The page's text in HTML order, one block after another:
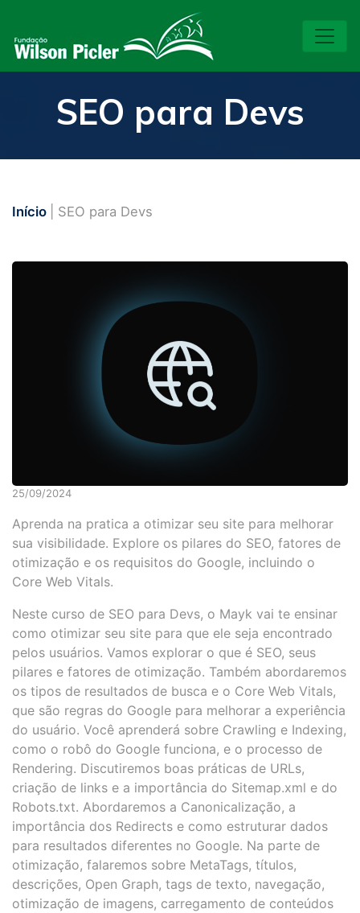
SEO para Devs
Início | SEO para Devs
25/09/2024
Aprenda na pratica a otimizar seu site para melhorar
sua visibilidade. Explore os pilares do SEO, fatores de
otimização e os requisitos do Google, incluindo o
Core Web Vitals.
Neste curso de SEO para Devs, o Mayk vai te ensinar
como otimizar seu site para que ele seja encontrado
pelos usuários. Vamos explorar o que é SEO, seus
pilares e fatores de otimização. Também abordaremos
os tipos de resultados de busca e o Core Web Vitals,
que são regras do Google para melhorar a experiência
do usuário. Você aprenderá sobre Crawling e Indexing,
como o robô do Google funciona, e o processo de
Rendering. Discutiremos boas práticas de URLs,
criação de links e a importância do Sitemap.xml e do
Robots.txt. Abordaremos a Canonicalização, a
importância dos Redirects e como estruturar dados
para resultados diferentes no Google. Na parte de
otimização, falaremos sobre MetaTags, títulos,
descrições, Open Graph, tags de texto, navegação,
otimização de imagens, carregamento de conteúdos